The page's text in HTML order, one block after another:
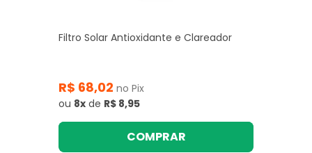
Filtro Solar Antioxidante e Clareador
R$ 68,02 no Pix
ou 8x de R$ 8,95
COMPRAR